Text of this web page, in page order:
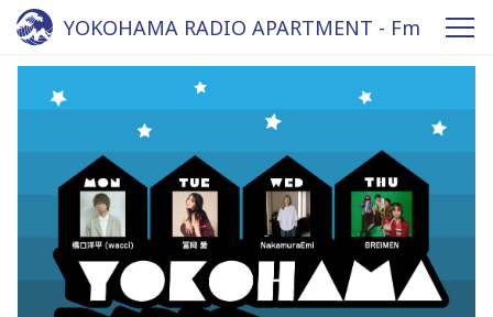
YOKOHAMA RADIO APARTMENT - Fm
yokohama 84.7